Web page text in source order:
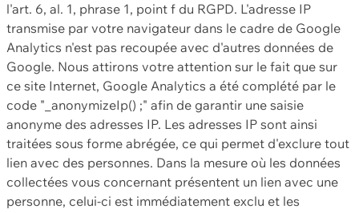
l'art. 6, al. 1, phrase 1, point f du RGPD. L'adresse IP
transmise par votre navigateur dans le cadre de Google
Analytics n'est pas recoupée avec d'autres données de
Google. Nous attirons votre attention sur le fait que sur
ce site Internet, Google Analytics a été complété par le
code "_anonymizeIp() ;" afin de garantir une saisie
anonyme des adresses IP. Les adresses IP sont ainsi
traitées sous forme abrégée, ce qui permet d'exclure tout
lien avec des personnes. Dans la mesure où les données
collectées vous concernant présentent un lien avec une
personne, celui-ci est immédiatement exclu et les